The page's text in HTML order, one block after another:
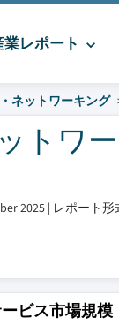
業レポート
ネットワーキング
トワ
2025 | レポート
ビス市場規模